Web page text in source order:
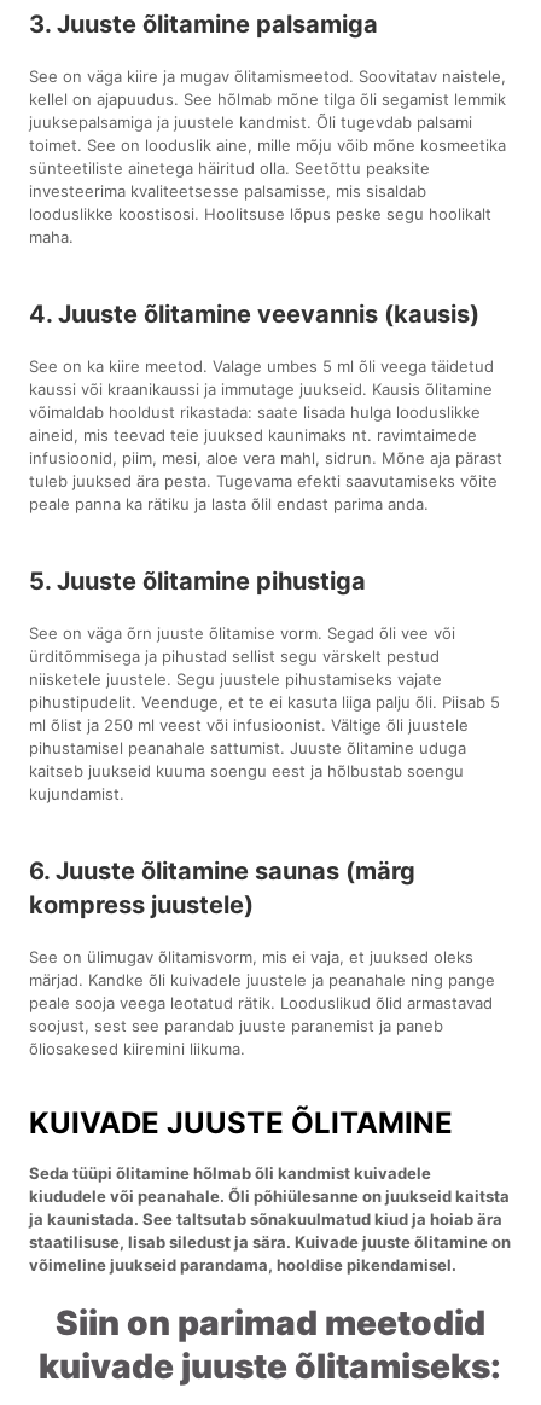
3. Juuste õlitamine palsamiga
See on väga kiire ja mugav õlitamismeetod. Soovitatav naistele,
kellel on ajapuudus. See hõlmab mõne tilga õli segamist lemmik
juuksepalsamiga ja juustele kandmist. Õli tugevdab palsami
toimet. See on looduslik aine, mille mõju võib mõne kosmeetika
sünteetiliste ainetega häiritud olla. Seetõttu peaksite
investeerima kvaliteetsesse palsamisse, mis sisaldab
looduslikke koostisosi. Hoolitsuse lõpus peske segu hoolikalt
maha.
4. Juuste õlitamine veevannis (kausis)
See on ka kiire meetod. Valage umbes 5 ml õli veega täidetud
kaussi või kraanikaussi ja immutage juukseid. Kausis õlitamine
võimaldab hooldust rikastada: saate lisada hulga looduslikke
aineid, mis teevad teie juuksed kaunimaks nt. ravimtaimede
infusioonid, piim, mesi, aloe vera mahl, sidrun. Mõne aja pärast
tuleb juuksed ära pesta. Tugevama efekti saavutamiseks võite
peale panna ka rätiku ja lasta õlil endast parima anda.
5. Juuste õlitamine pihustiga
See on väga õrn juuste õlitamise vorm. Segad õli vee või
ürditõmmisega ja pihustad sellist segu värskelt pestud
niisketele juustele. Segu juustele pihustamiseks vajate
pihustipudelit. Veenduge, et te ei kasuta liiga palju õli. Piisab 5
ml õlist ja 250 ml veest või infusioonist. Vältige õli juustele
pihustamisel peanahale sattumist. Juuste õlitamine uduga
kaitseb juukseid kuuma soengu eest ja hõlbustab soengu
kujundamist.
6. Juuste õlitamine saunas (märg
kompress juustele)
See on ülimugav õlitamisvorm, mis ei vaja, et juuksed oleks
märjad. Kandke õli kuivadele juustele ja peanahale ning pange
peale sooja veega leotatud rätik. Looduslikud õlid armastavad
soojust, sest see parandab juuste paranemist ja paneb
õliosakesed kiiremini liikuma.
KUIVADE JUUSTE ÕLITAMINE
Seda tüüpi õlitamine hõlmab õli kandmist kuivadele
kiududele või peanahale. Õli põhiülesanne on juukseid kaitsta
ja kaunistada. See taltsutab sõnakuulmatud kiud ja hoiab ära
staatilisuse, lisab siledust ja sära. Kuivade juuste õlitamine on
võimeline juukseid parandama, hooldise pikendamisel.
Siin on parimad meetodid
kuivade juuste õlitamiseks: